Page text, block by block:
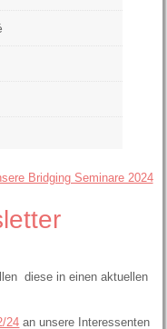
Bridging Seminare 2024
diese in einen aktuellen
24 an unsere Interessenten